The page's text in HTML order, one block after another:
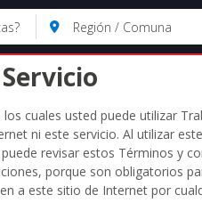
cuales usted puede utilizar
ni este servicio. Al utilizar
revisar estos Términos y
porque son obligatorios
a este sitio de Internet por